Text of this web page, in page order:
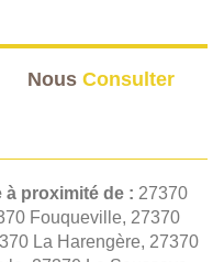
Nous Consulter
à proximité de : 27370
Fouqueville, 27370
La Harengère, 27370